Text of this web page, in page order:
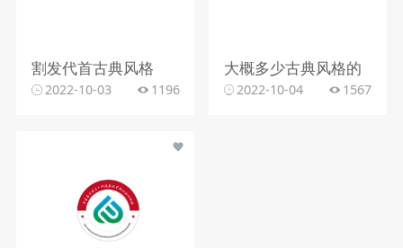
割发代首古典风格
2022-10-03 1196
大概多少古典风格的
2022-10-04 1567